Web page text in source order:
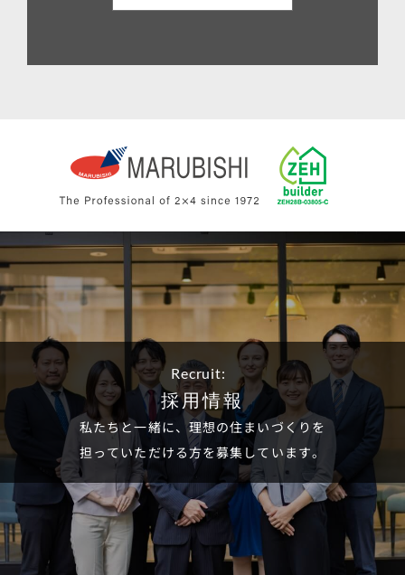
Recruit:
採用情報
私たちと一緒に、理想の住まいづくりを
担っていただける方を募集しています。